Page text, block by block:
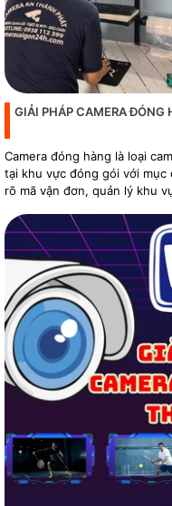
GIẢI PHÁP CAMERA ĐÓNG
Camera đóng hàng là loại
tại khu vực đóng gói với
rõ mã vận đơn, quản lý khu